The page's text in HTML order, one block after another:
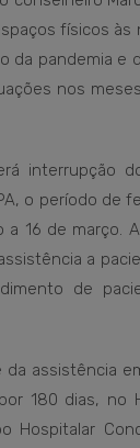
físicos às
da pandemia e
nos
interrupção
o período de
16 de março.
a
de
assistência
180 dias, no
Hospitalar